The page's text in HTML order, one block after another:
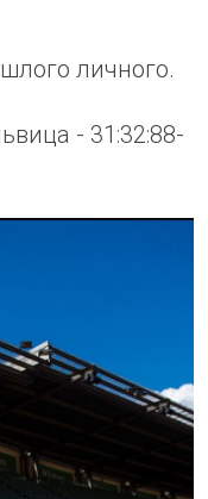
личного.
- 31:32:88-